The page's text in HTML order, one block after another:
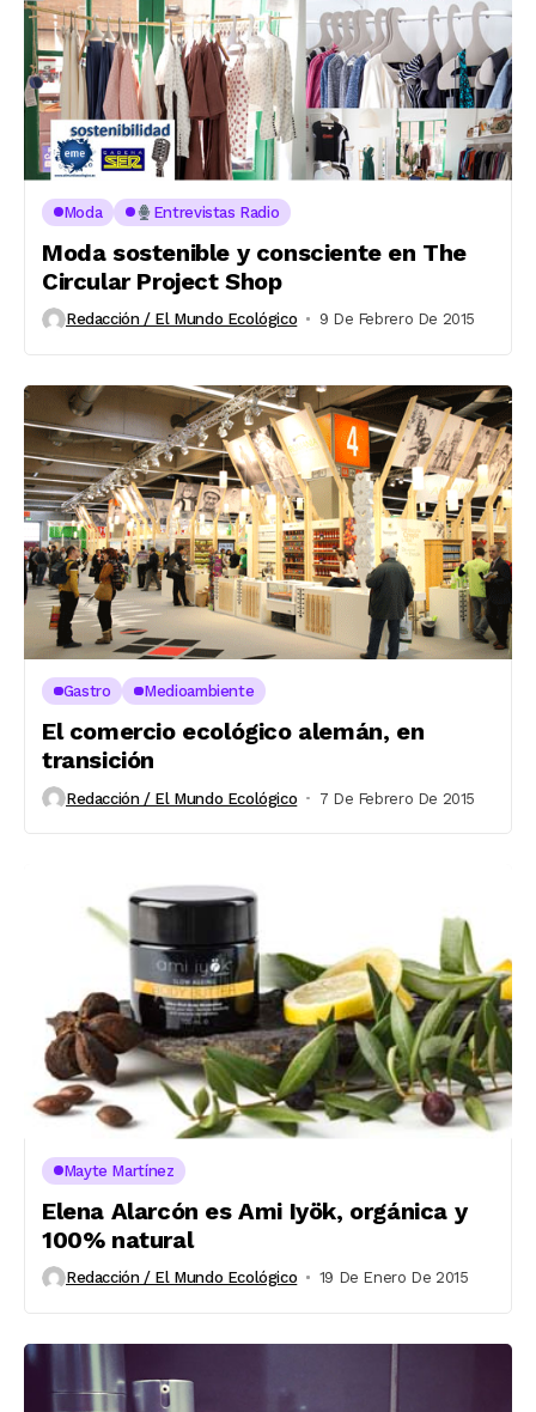
Moda Entrevistas Radio
Moda sostenible y consciente en The
Circular Project Shop
Redacción / El Mundo Ecológico 9 De Febrero De 2015
Gastro Medioambiente
El comercio ecológico alemán, en
transición
Redacción / El Mundo Ecológico 7 De Febrero De 2015
Mayte Martínez
Elena Alarcón es Ami Iyök, orgánica y
100% natural
Redacción / El Mundo Ecológico 19 De Enero De 2015